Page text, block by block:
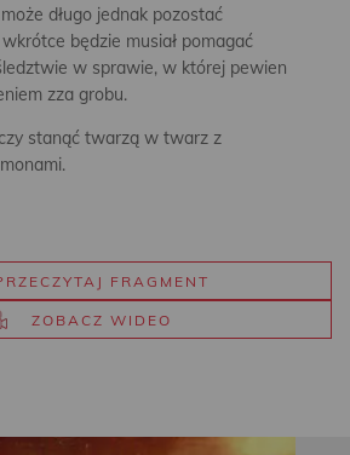
długo jednak pozostać
będzie musiał pomagać
w sprawie, w której pewien
zza grobu.
stanąć twarzą w twarz z
FRAGMENT
ZOBACZ WIDEO